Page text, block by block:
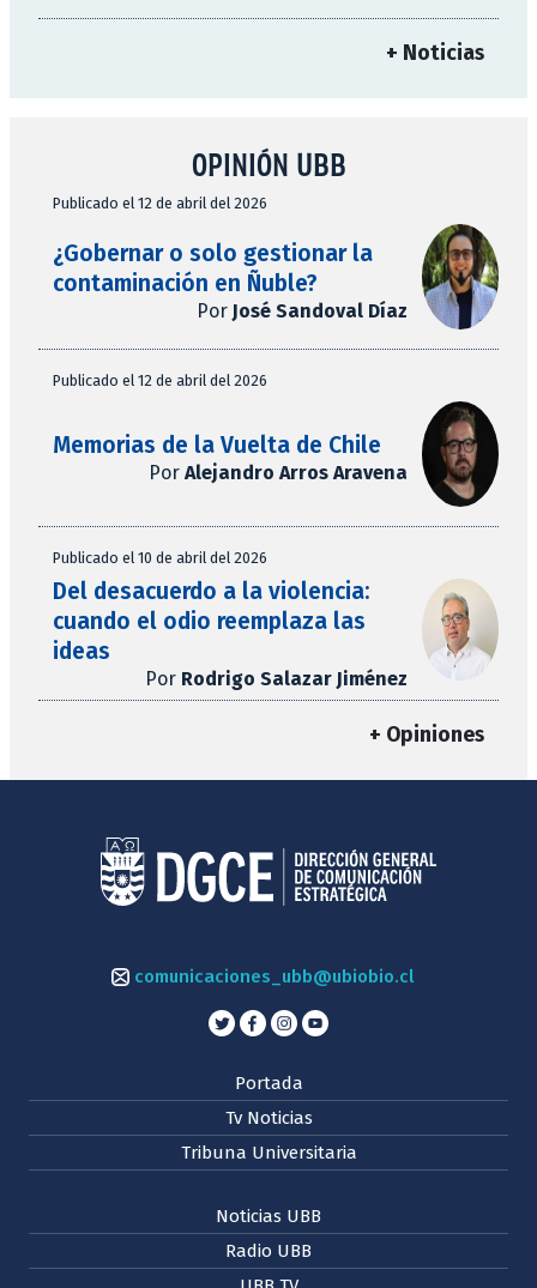
+ Noticias
OPINIÓN UBB
Publicado el 12 de abril del 2026
¿Gobernar o solo gestionar la
contaminación en Ñuble?
Por José Sandoval Díaz
Publicado el 12 de abril del 2026
Memorias de la Vuelta de Chile
Por Alejandro Arros Aravena
Publicado el 10 de abril del 2026
Del desacuerdo a la violencia:
cuando el odio reemplaza las
ideas
Por Rodrigo Salazar Jiménez
+ Opiniones
comunicaciones_ubb@ubiobio.cl
Portada
Tv Noticias
Tribuna Universitaria
Noticias UBB
Radio UBB